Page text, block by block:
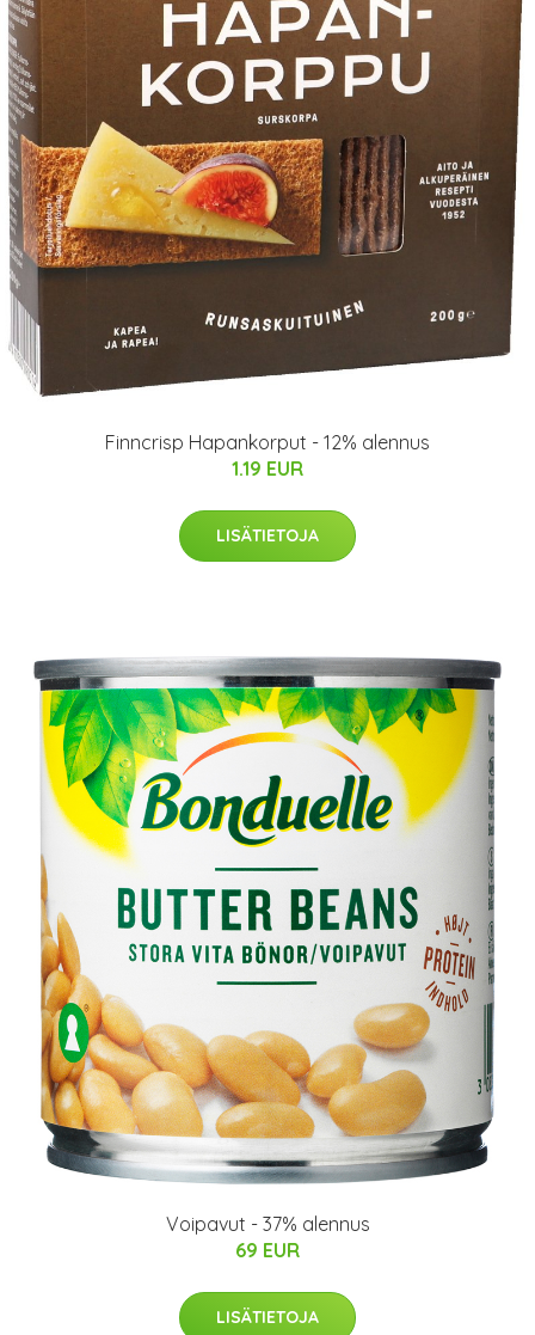
Finncrisp Hapankorput - 12% alennus
1.19 EUR
LISÄTIETOJA
Voipavut - 37% alennus
69 EUR
LISÄTIETOJA